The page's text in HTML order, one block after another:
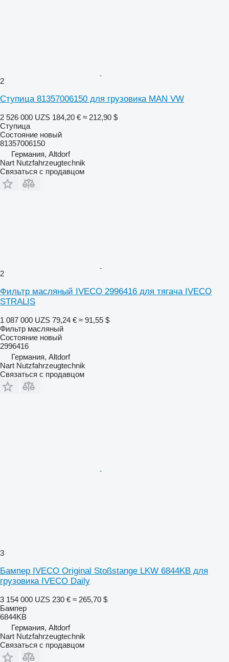
2
Ступица 81357006150 для грузовика MAN VW
2 526 000 UZS 184,20 € ≈ 212,90 $
Ступица
Состояние новый
81357006150
Германия, Altdorf
Nart Nutzfahrzeugtechnik
Связаться с продавцом
2
Фильтр масляный IVECO 2996416 для тягача IVECO
STRALIS
1 087 000 UZS 79,24 € ≈ 91,55 $
Фильтр масляный
Состояние новый
2996416
Германия, Altdorf
Nart Nutzfahrzeugtechnik
Связаться с продавцом
3
Бампер IVECO Original Stoßstange LKW 6844KB для
грузовика IVECO Daily
3 154 000 UZS 230 € ≈ 265,70 $
Бампер
6844KB
Германия, Altdorf
Nart Nutzfahrzeugtechnik
Связаться с продавцом